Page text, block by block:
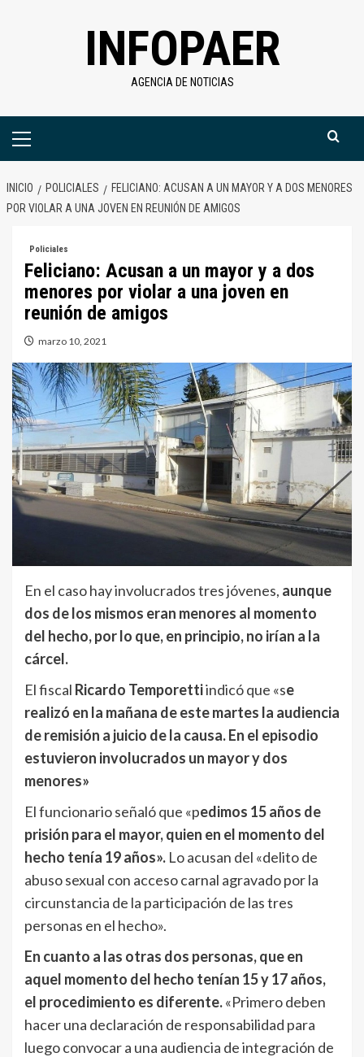
INFOPAER
AGENCIA DE NOTICIAS
Menú
INICIO POLICIALES
FELICIANO: ACUSAN A UN MAYOR Y A DOS MENORES
POR VIOLAR A UNA JOVEN EN REUNIÓN DE AMIGOS
Policiales
Feliciano: Acusan a un mayor y a dos
menores por violar a una joven en
reunión de amigos
marzo 10, 2021
En el caso hay involucrados tres jóvenes, aunque
dos de los mismos eran menores al momento
del hecho, por lo que, en principio, no irían a la
cárcel.
El fiscal Ricardo Temporettiindicó que «se
realizó en la mañana de este martes la audiencia
de remisión a juicio de la causa. En el episodio
estuvieron involucrados un mayor y dos
menores»
El funcionario señaló que «pedimos 15 años de
prisión para el mayor, quien en el momento del
hecho tenía 19 años». Lo acusan del «delito de
abuso sexual con acceso carnal agravado por la
circunstancia de la participación de las tres
personas en el hecho».
En cuanto a las otras dos personas, que en
aquel momento del hecho tenían 15 y 17 años,
el procedimiento es diferente.«Primero deben
hacer una declaración de responsabilidad para
luego convocar a una audiencia de integración de